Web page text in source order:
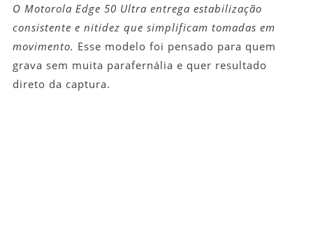
O Motorola Edge 50 Ultra entrega estabilização
consistente e nitidez que simplificam tomadas em
movimento. Esse modelo foi pensado para quem
grava sem muita parafernália e quer resultado
direto da captura.